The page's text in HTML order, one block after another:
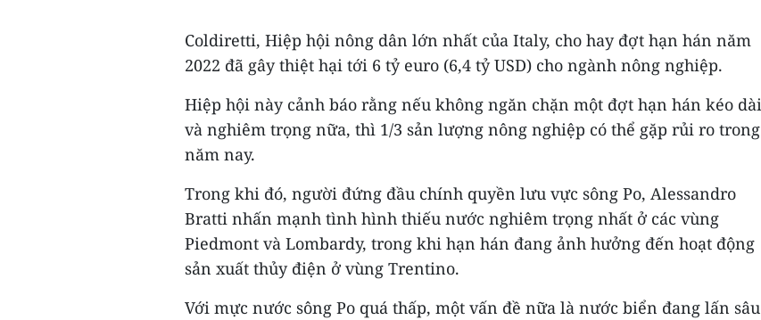
Coldiretti, Hiệp hội nông dân lớn nhất của Italy, cho hay đợt hạn hán năm
2022 đã gây thiệt hại tới 6 tỷ euro (6,4 tỷ USD) cho ngành nông nghiệp.
Hiệp hội này cảnh báo rằng nếu không ngăn chặn một đợt hạn hán kéo dài
và nghiêm trọng nữa, thì 1/3 sản lượng nông nghiệp có thể gặp rủi ro trong
năm nay.
Trong khi đó, người đứng đầu chính quyền lưu vực sông Po, Alessandro
Bratti nhấn mạnh tình hình thiếu nước nghiêm trọng nhất ở các vùng
Piedmont và Lombardy, trong khi hạn hán đang ảnh hưởng đến hoạt động
sản xuất thủy điện ở vùng Trentino.
Với mực nước sông Po quá thấp, một vấn đề nữa là nước biển đang lấn sâu